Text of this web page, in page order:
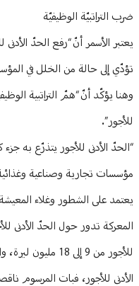
ضرب التراتبيّة الوظيفيّة
يعتبر الأسمر أنّ “رفع الحدّ
تؤدّي إلى حالة من الخلل في
للأجور”.
“الحدّ الأدنى للأجور يتذرّع به
يعتمد على الشطور وغلاء
للأجور من 9
الأدنى للأجور، فبات